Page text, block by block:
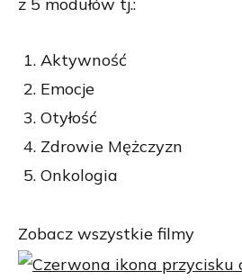
z 5 modułów tj.:
Aktywność
Emocje
Otyłość
Zdrowie Mężczyzn
Onkologia
Zobacz wszystkie filmy